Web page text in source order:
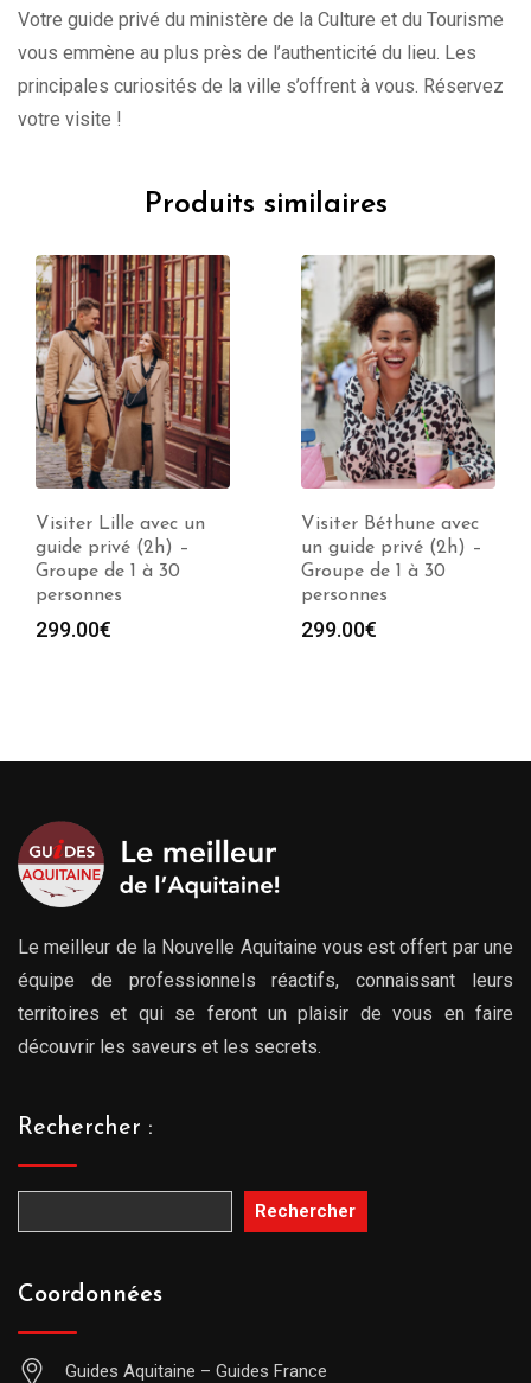
Votre guide privé du ministère de la Culture et du Tourisme
vous emmène au plus près de l’authenticité du lieu. Les
principales curiosités de la ville s’offrent à vous. Réservez
votre visite !
Produits similaires
Visiter Béthune avec
un guide privé (2h) –
Groupe de 1 à 30
personnes
299.00€
Visite de Boulogne-
sur-Mer avec un guide
privé (1 à 10h) –
Groupe jusqu’à 30
personnes
à
Le meilleur de la Nouvelle Aquitaine vous est offert par une
équipe de professionnels réactifs, connaissant leurs
territoires et qui se feront un plaisir de vous en faire
découvrir les saveurs et les secrets.
Rechercher :
Rechercher
Coordonnées
Guides Aquitaine – Guides France